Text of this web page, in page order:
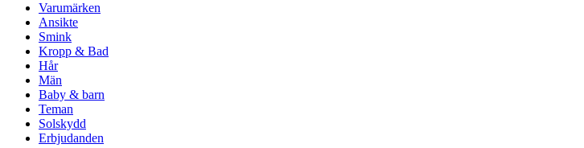
Varumärken
Ansikte
Smink
Kropp & Bad
Hår
Män
Baby & barn
Teman
Solskydd
Erbjudanden